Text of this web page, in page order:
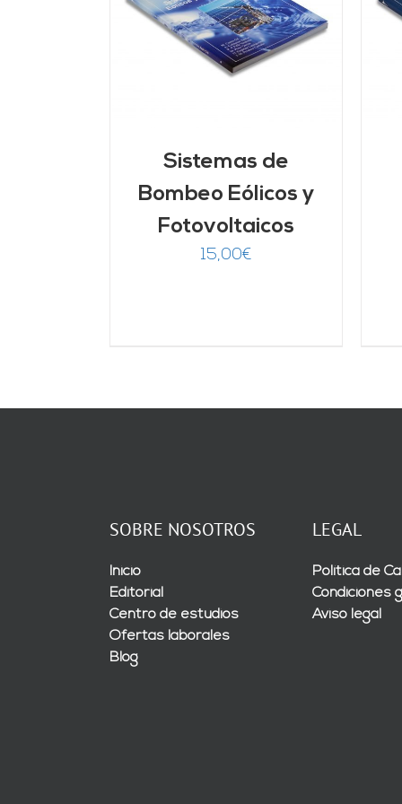
Sistemas de
Bombeo Eólicos y
Fotovoltaicos
15,00€
AÑADIR AL CARRITO
/
DETALLES
SOBRE NOSOTROS
Inicio
Editorial
Centro de estudios
Ofertas laborales
Blog
LEGAL
Política de
Condiciones
Aviso legal